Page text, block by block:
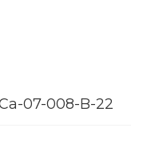
07-008-B-22